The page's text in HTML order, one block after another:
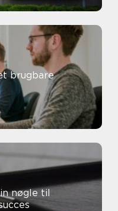
brugbare
nøgle til